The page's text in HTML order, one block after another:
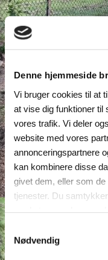
Denne hjemmeside
Vi bruger cookies til at
at vise dig funktioner til
vores trafik. Vi deler
website med vores
annonceringspartnere
kan kombinere disse
givet dem, eller som
tjenester. Du
Samtykkevalg
Nødvendig